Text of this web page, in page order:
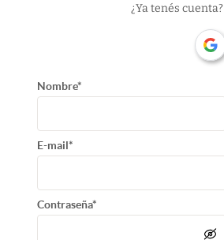
¿Ya tenés cuenta?
Nombre*
E-mail*
Contraseña*